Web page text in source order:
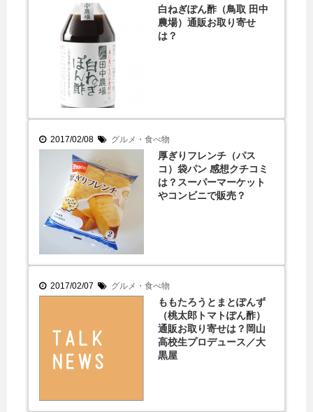
白ねぎぽん酢（鳥取 田中
農場）通販お取り寄せ
は？
2017/02/08 グルメ・食べ物
厚ぎりフレンチ（パス
コ）袋パン 感想クチコミ
は？スーパーマーケット
やコンビニで販売？
2017/02/07 グルメ・食べ物
ももたろうとまとぽんず
（桃太郎トマトぽん酢）
通販お取り寄せは？岡山
高校生プロデュース／大
黒屋